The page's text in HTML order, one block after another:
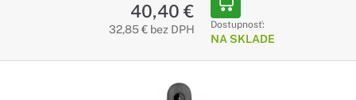
40,40 €
32,85 € bez DPH Dostupnosť:
NA SKLADE